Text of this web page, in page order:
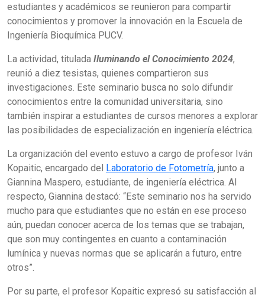
estudiantes y académicos se reunieron para compartir
conocimientos y promover la innovación en la Escuela de
Ingeniería Bioquímica PUCV.
La actividad, titulada Iluminando el Conocimiento 2024,
reunió a diez tesistas, quienes compartieron sus
investigaciones. Este seminario busca no solo difundir
conocimientos entre la comunidad universitaria, sino
también inspirar a estudiantes de cursos menores a explorar
las posibilidades de especialización en ingeniería eléctrica.
La organización del evento estuvo a cargo de profesor Iván
Kopaitic, encargado del Laboratorio de Fotometría, junto a
Giannina Maspero, estudiante, de ingeniería eléctrica. Al
respecto, Giannina destacó: “Este seminario nos ha servido
mucho para que estudiantes que no están en ese proceso
aún, puedan conocer acerca de los temas que se trabajan,
que son muy contingentes en cuanto a contaminación
lumínica y nuevas normas que se aplicarán a futuro, entre
otros”.
Por su parte, el profesor Kopaitic expresó su satisfacción al